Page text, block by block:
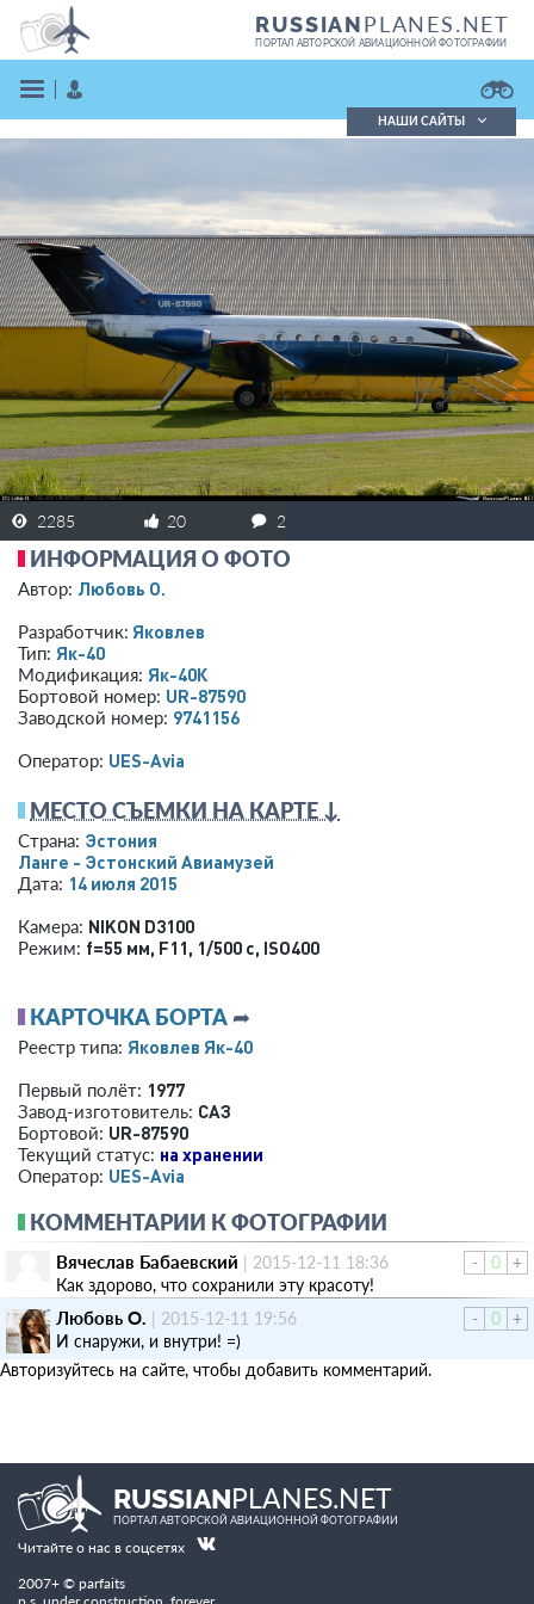
RUSSIANPLANES.NET
ПОРТАЛ АВТОРСКОЙ АВИАЦИОННОЙ ФОТОГРАФИИ
ВОЙТИ
ЗАРЕГИСТРИРОВАТЬСЯ
Поиск в реестре
Кратко
НАШИ САЙТЫ
2285 20 2
ИНФОРМАЦИЯ О ФОТО
Автор: Любовь O.
Разработчик: Яковлев
Тип: Як-40
Модификация: Як-40К
Бортовой номер: UR-87590
Заводской номер: 9741156
Оператор: UES-Avia
МЕСТО СЪЕМКИ НА КАРТЕ ↓
Страна: Эстония
Ланге - Эстонский Авиамузей
Дата: 14 июля 2015
Камера: NIKON D3100
Режим: f=55 мм, F11, 1/500 с, ISO400
КАРТОЧКА БОРТА ➦
Реестр типа: Яковлев Як-40
Первый полёт: 1977
Завод-изготовитель: САЗ
Бортовой: UR-87590
Текущий статус: на хранении
Оператор: UES-Avia
КОММЕНТАРИИ К ФОТОГРАФИИ
- 0 +
Вячеслав Бабаевский | 2015-12-11 18:36
Как здорово, что сохранили эту красоту!
-
0 +
Любовь O. | 2015-12-11 19:56
И снаружи, и внутри! =)
Авторизуйтесь на сайте, чтобы добавить комментарий.
RUSSIANPLANES.NET
ПОРТАЛ АВТОРСКОЙ АВИАЦИОННОЙ ФОТОГРАФИИ
Читайте о нас в соцсетях
2007+ © parfaits